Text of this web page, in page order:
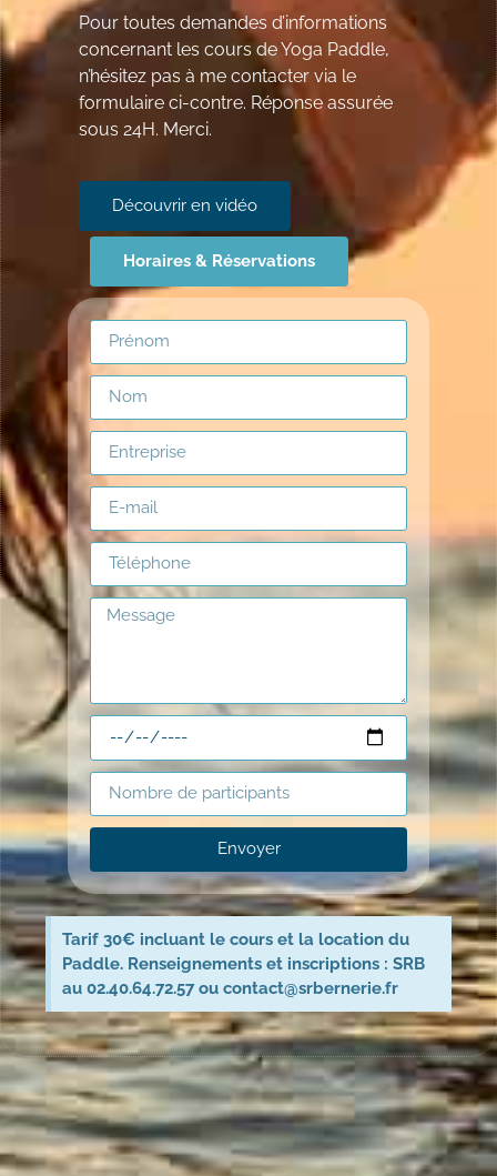
Pour toutes demandes d’informations
concernant les cours de Yoga Paddle,
n’hésitez pas à me contacter via le
formulaire ci-contre. Réponse assurée
sous 24H. Merci.
Découvrir en vidéo
Horaires & Réservations
Envoyer
Tarif 30€ incluant le cours et la location du
Paddle. Renseignements et inscriptions : SRB
au 02.40.64.72.57 ou contact@srbernerie.fr